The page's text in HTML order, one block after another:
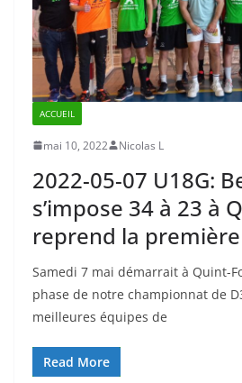
ACCUEIL
mai 10, 2022 Nicolas L
2022-05-07 U18G:
s’impose 34 à 23 à
reprend la
Samedi 7 mai démarrait à Quint-
phase de notre championnat de
meilleures équipes de
Read More